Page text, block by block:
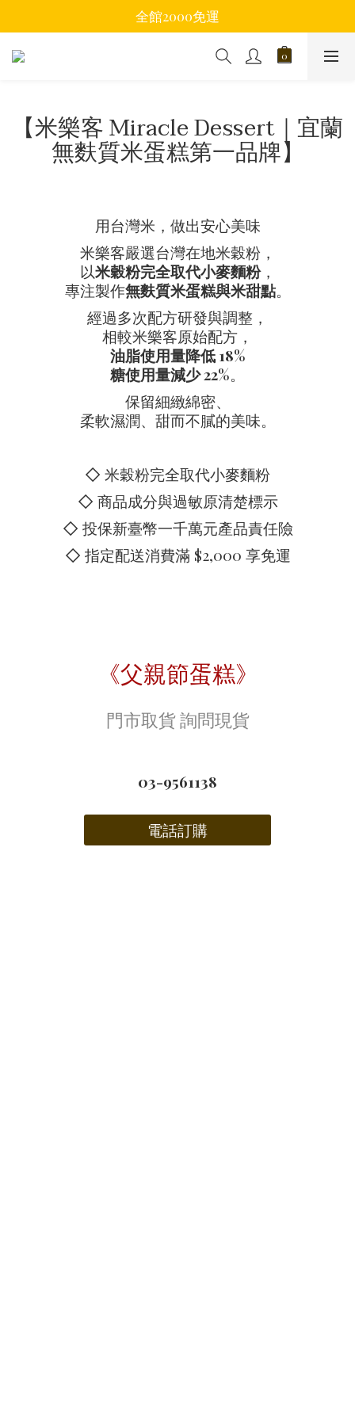
全館2000免運
【米樂客 Miracle Dessert｜宜蘭
無麩質米蛋糕第一品牌】
用台灣米，做出安心美味
米樂客嚴選台灣在地米穀粉，
以米穀粉完全取代小麥麵粉，
專注製作無麩質米蛋糕與米甜點。
經過多次配方研發與調整，
相較米樂客原始配方，
油脂使用量降低 18%
糖使用量減少 22%。
保留細緻綿密、
柔軟濕潤、甜而不膩的美味。
◇ 米穀粉完全取代小麥麵粉
◇ 商品成分與過敏原清楚標示
◇ 投保新臺幣一千萬元產品責任險
◇ 指定配送消費滿 $2,000 享免運
《父親節蛋糕》
門市取貨 詢問現貨
03-9561138
電話訂購